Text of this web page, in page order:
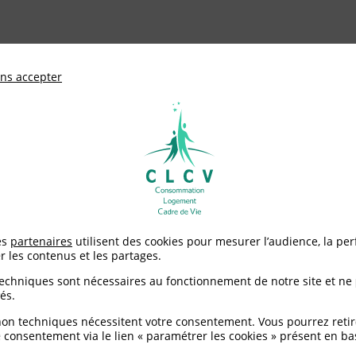
de défense des consommateurs et
Environnement / Santé
et Alimentation : un texte pauvre sur l’alimentation saine et
et
saine et
accepter
partenaires utilisent des cookies pour mesurer l’audience, la
les contenus et les partages.
sont nécessaires au fonctionnement de notre site et ne
techniques nécessitent votre consentement. Vous pourrez
via le lien « paramétrer les cookies » présent en